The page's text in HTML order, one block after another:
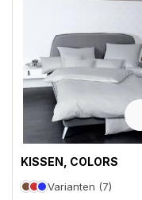
KISSEN, COLORS
Varianten (7)